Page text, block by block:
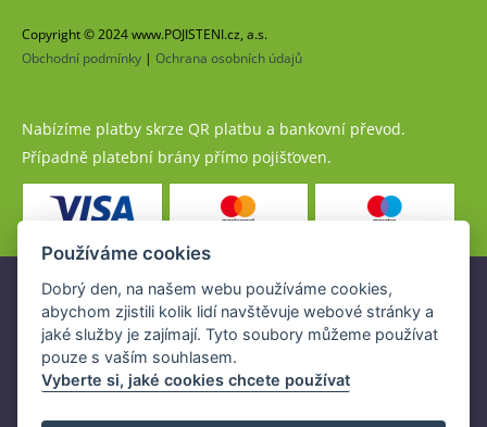
Copyright © 2024 www.POJISTENI.cz, a.s.
Obchodní podmínky | Ochrana osobních údajů
Nabízíme platby skrze QR platbu a bankovní převod.
Případně platební brány přímo pojišťoven.
Pojistné produkty jsou nabízeny společností
www.POJISTENI.cz, a.s. na základě platné licence České
národní banky (ČNB).
Licence ČNB umožňuje www.POJISTENI.cz, a.s. poskytovat
Používáme cookies
Dobrý den, na našem webu používáme cookies,
abychom zjistili kolik lidí navštěvuje webové stránky a
jaké služby je zajímají. Tyto soubory můžeme používat
pouze s vaším souhlasem.
Vyberte si, jaké cookies chcete používat